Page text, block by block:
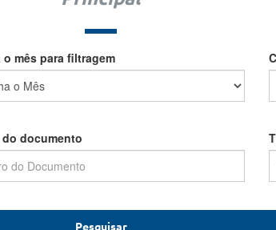
o mês para filtragem
do documento
Pesquisar